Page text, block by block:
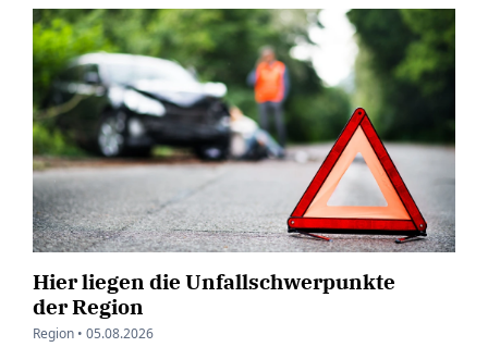
Hier liegen die Unfallschwerpunkte
der Region
Region • 05.08.2026